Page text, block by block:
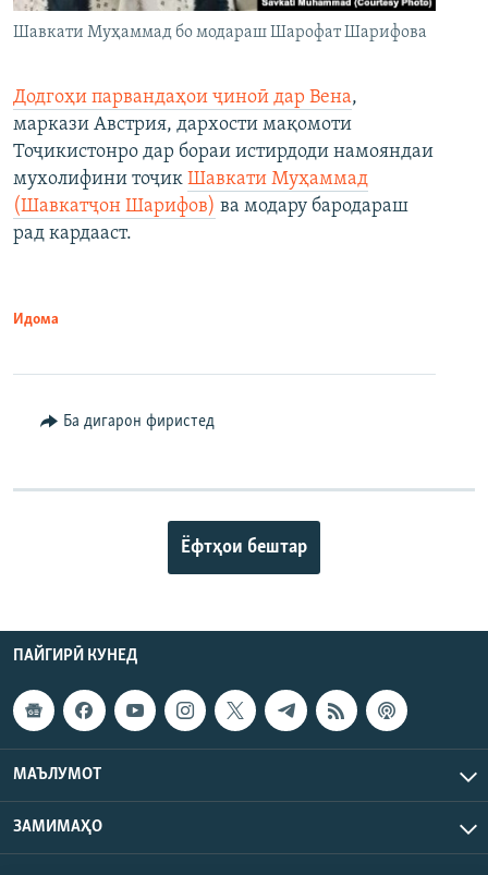
Шавкати Муҳаммад бо модараш Шарофат Шарифова
Додгоҳи парвандаҳои ҷиноӣ дар Вена,
маркази Австрия, дархости мақомоти
Тоҷикистонро дар бораи истирдоди намояндаи
мухолифини тоҷик Шавкати Муҳаммад
(Шавкатҷон Шарифов) ва модару бародараш
рад кардааст.
Идома
Ба дигарон фиристед
Ёфтҳои бештар
ПАЙГИРӢ КУНЕД
МАЪЛУМОТ
ЗАМИМАҲО